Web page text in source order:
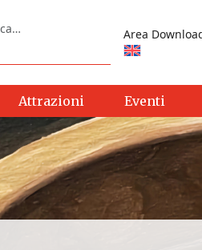
Area
Attrazioni Eventi